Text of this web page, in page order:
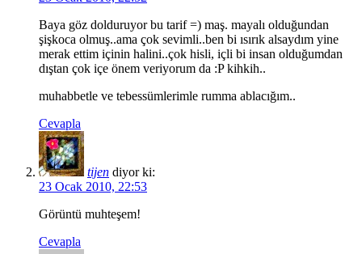
Baya göz dolduruyor bu tarif =) maş. mayalı olduğundan
şişkoca olmuş..ama çok sevimli..ben bi ısırık alsaydım yine
merak ettim içinin halini..çok hisli, içli bi insan olduğumdan
dıştan çok içe önem veriyorum da :P kihkih..
muhabbetle ve tebessümlerimle rumma ablacığım..
Cevapla
tijen diyor ki:
23 Ocak 2010, 22:53
Görüntü muhteşem!
Cevapla